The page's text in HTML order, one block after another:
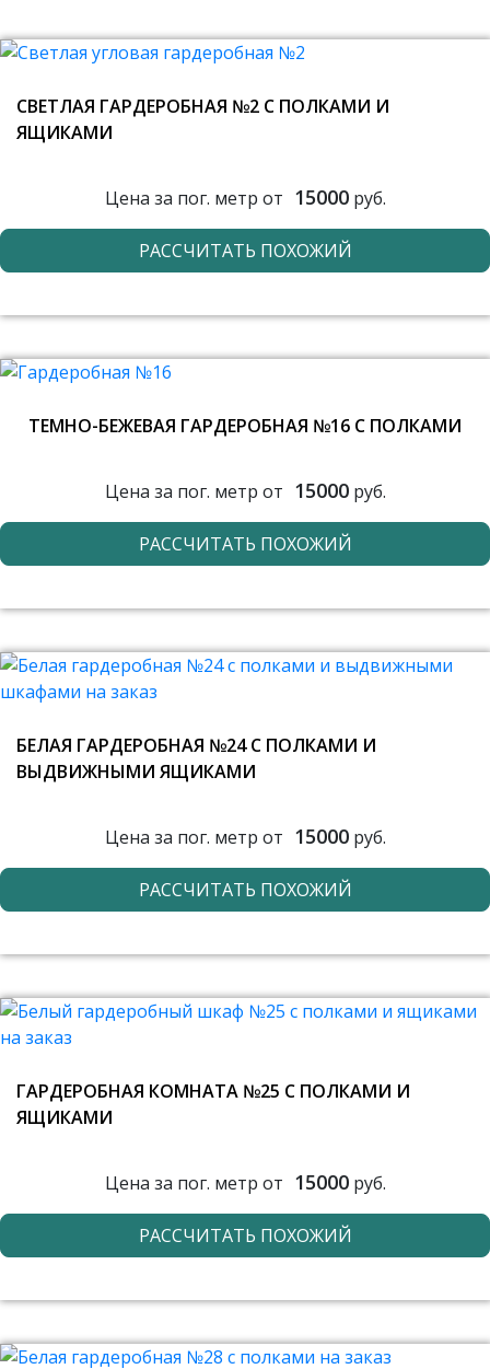
СВЕТЛАЯ ГАРДЕРОБНАЯ №2 С ПОЛКАМИ И
ЯЩИКАМИ
Цена за пог. метр от 15000руб.
РАССЧИТАТЬ ПОХОЖИЙ
ТЕМНО-БЕЖЕВАЯ ГАРДЕРОБНАЯ №16 С ПОЛКАМИ
Цена за пог. метр от 15000руб.
РАССЧИТАТЬ ПОХОЖИЙ
БЕЛАЯ ГАРДЕРОБНАЯ №24 С ПОЛКАМИ И
ВЫДВИЖНЫМИ ЯЩИКАМИ
Цена за пог. метр от 15000руб.
РАССЧИТАТЬ ПОХОЖИЙ
ГАРДЕРОБНАЯ КОМНАТА №25 С ПОЛКАМИ И
ЯЩИКАМИ
Цена за пог. метр от 15000руб.
РАССЧИТАТЬ ПОХОЖИЙ